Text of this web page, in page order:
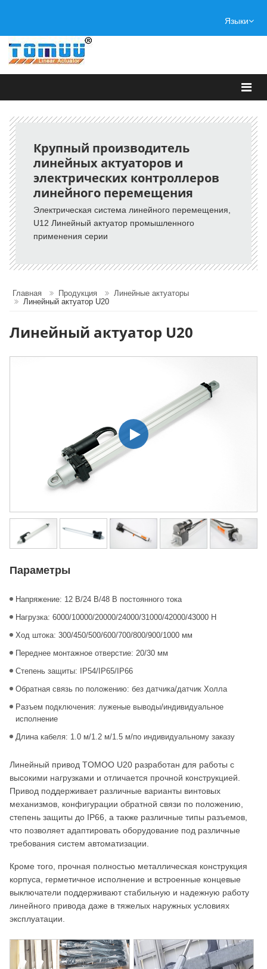
Языки
Крупный производитель
линейных актуаторов и
электрических контроллеров
линейного перемещения
Электрическая система линейного перемещения,
U12 Линейный актуатор промышленного
применения серии
Главная Продукция
Линейные актуаторы
Линейный актуатор U20
Линейный актуатор U20
Параметры
Напряжение: 12 В/24 В/48 В постоянного тока
Нагрузка: 6000/10000/20000/24000/31000/42000/43000 Н
Ход штока: 300/450/500/600/700/800/900/1000 мм
Переднее монтажное отверстие: 20/30 мм
Степень защиты: IP54/IP65/IP66
Обратная связь по положению: без датчика/датчик Холла
Разъем подключения: луженые выводы/индивидуальное
исполнение
Длина кабеля: 1.0 м/1.2 м/1.5 м/по индивидуальному заказу
Линейный привод TOMOO U20 разработан для работы с
высокими нагрузками и отличается прочной конструкцией.
Привод поддерживает различные варианты винтовых
механизмов, конфигурации обратной связи по положению,
степень защиты до IP66, а также различные типы разъемов,
что позволяет адаптировать оборудование под различные
требования систем автоматизации.
Кроме того, прочная полностью металлическая конструкция
корпуса, герметичное исполнение и встроенные концевые
выключатели поддерживают стабильную и надежную работу
линейного привода даже в тяжелых наружных условиях
эксплуатации.